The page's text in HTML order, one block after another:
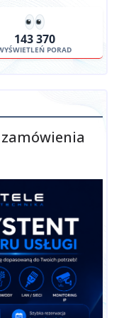
143 370
PORAD